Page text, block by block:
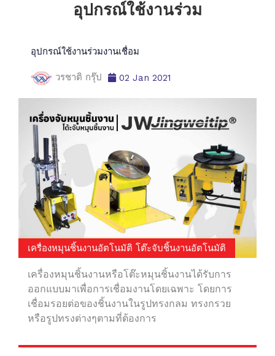
อุปกรณ์ใช้งานร่วม
อุปกรณ์ใช้งานร่วมงานเชื่อม
วรชาติ กรุ๊ป 02 Jan 2021
เครื่องหมุนชิ้นงานอัตโนมัติ โต๊ะจับชิ้นงานอัตโนมัติ
เครื่องหมุนชิ้นงานหรือโต๊ะหมุนชิ้นงานได้รับการ
ออกแบบมาเพื่อการเชื่อมงานโดยเฉพาะ โดยการ
เชื่อมรอยต่อของชิ้นงานในรูปทรงกลม ทรงกรวย
หรือรูปทรงต่างๆตามที่ต้องการ